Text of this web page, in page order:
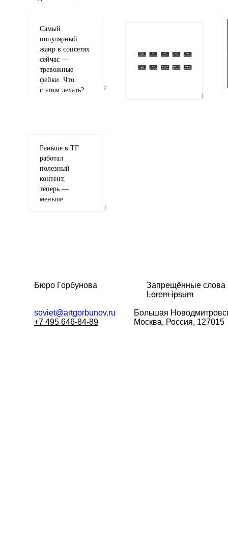
Самый
популярный
жанр в соцсетях
сейчас —
тревожные
фейки. Что
с этим делать?
2
1
Раньше в ТГ
работал
полезный
контент,
теперь —
меньше
1
Бюро Горбунова
Запрещённые слова
Lorem ipsum
soviet@artgorbunov.ru
+7 495 646-84-89
Большая
Москва, Россия, 127015